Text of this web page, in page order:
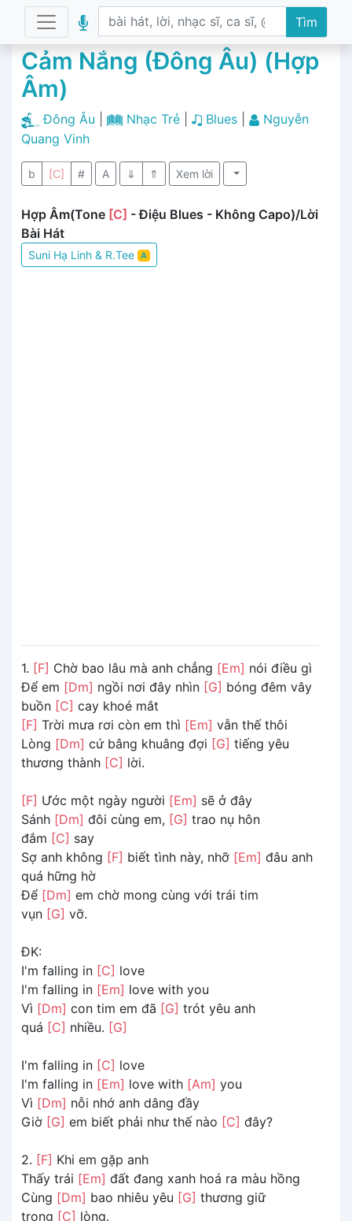
Tìm
Cảm Nắng (Đông Âu) (Hợp
Âm)
Đông Âu Nhạc Trẻ| Blues
Nguyễn
Quang Vinh
b [C] # A ⇓ ⇑ Xem lời
Hợp Âm(Tone [C] - Điệu Blues - Không Capo)/Lời
Bài Hát
Suni Hạ Linh & R.Tee A
1. [F] Chờ bao lâu mà anh chẳng [Em] nói điều gì
Để em [Dm] ngồi nơi đây nhìn [G] bóng đêm vây
buồn [C] cay khoé mắt
[F] Trời mưa rơi còn em thì [Em] vẫn thế thôi
Lòng [Dm] cứ bâng khuâng đợi [G] tiếng yêu
thương thành [C] lời.
[F] Ước một ngày người [Em] sẽ ở đây
Sánh [Dm] đôi cùng em, [G] trao nụ hôn
đắm [C] say
Sợ anh không [F] biết tình này, nhỡ [Em] đâu anh
quá hững hờ
Để [Dm] em chờ mong cùng với trái tim
vụn [G] vỡ.
ĐK:
I'm falling in [C] love
I'm falling in [Em] love with you
Vì [Dm] con tim em đã [G] trót yêu anh
quá [C] nhiều. [G]
I'm falling in [C] love
I'm falling in [Em] love with [Am] you
Vì [Dm] nỗi nhớ anh dâng đầy
Giờ [G] em biết phải như thế nào [C] đây?
2. [F] Khi em gặp anh
Thấy trái [Em] đất đang xanh hoá ra màu hồng
Cùng [Dm] bao nhiêu yêu [G] thương giữ
trong [C] lòng.